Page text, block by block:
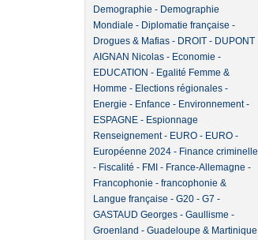
Demographie - Demographie
Mondiale - Diplomatie française -
Drogues & Mafias- DROIT- DUPONT
AIGNAN Nicolas- Economie -
EDUCATION - Egalité Femme &
Homme - Elections régionales-
Energie - Enfance - Environnement-
ESPAGNE- Espionnage
Renseignement- EURO- EURO-
Européenne 2024- Finance criminelle
- Fiscalité - FMI - France-Allemagne -
Francophonie - francophonie &
Langue française - G20- G7 -
GASTAUD Georges- Gaullisme -
Groenland - Guadeloupe & Martinique